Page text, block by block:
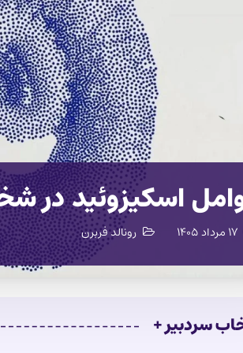
اسکیزوئید در
۱۷ مرداد ۱۴۰۵ رونالد فربرن
سردبیر +